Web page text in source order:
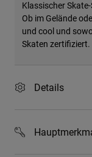
Klassischer
Ob im Gelände
und cool und
Skaten zertifiziert.
Details